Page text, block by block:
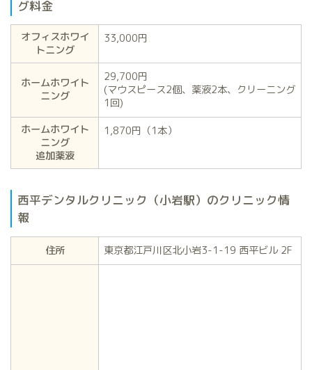
グ料金
オフィスホワイ
トニング
33,000円
ホームホワイト
ニング
29,700円
(マウスピース2個、薬液2本、クリーニング
1回)
ホームホワイト
ニング
追加薬液
1,870円（1本）
西平デンタルクリニック（小岩駅）のクリニック情
報
住所 東京都江戸川区北小岩3-1-19 西平ビル 2F